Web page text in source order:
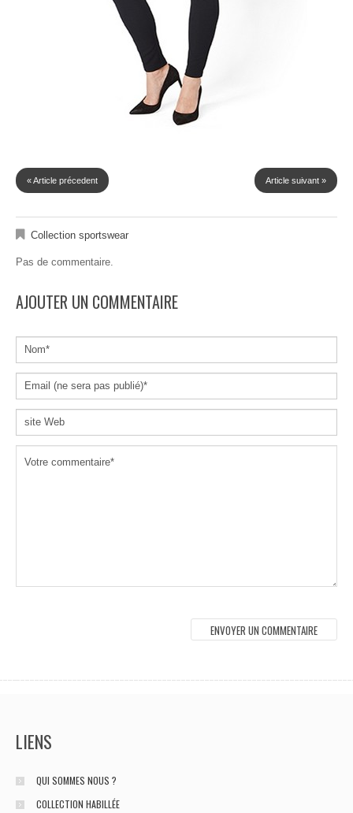
« Article précedent Article suivant »
Collection sportswear
Pas de commentaire.
AJOUTER UN COMMENTAIRE
LIENS
QUI SOMMES NOUS ?
COLLECTION HABILLÉE